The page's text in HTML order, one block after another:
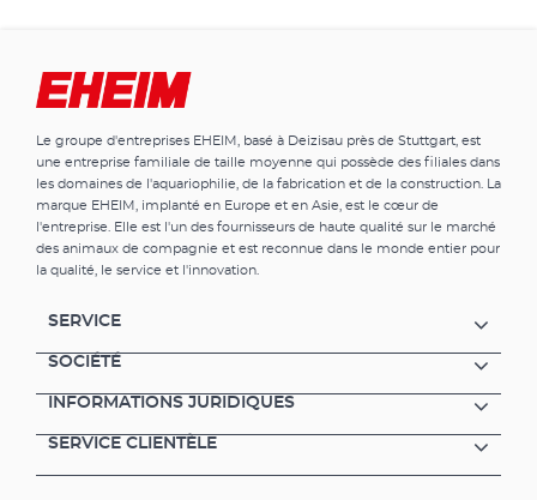
Le groupe d'entreprises EHEIM, basé à Deizisau près de Stuttgart, est
une entreprise familiale de taille moyenne qui possède des filiales dans
les domaines de l'aquariophilie, de la fabrication et de la construction. La
marque EHEIM, implanté en Europe et en Asie, est le cœur de
l'entreprise. Elle est l'un des fournisseurs de haute qualité sur le marché
des animaux de compagnie et est reconnue dans le monde entier pour
la qualité, le service et l'innovation.
SERVICE
SOCIÉTÉ
INFORMATIONS JURIDIQUES
SERVICE CLIENTÈLE